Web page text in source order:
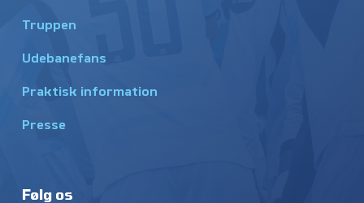
Truppen
Udebanefans
Praktisk information
Presse
Følg os